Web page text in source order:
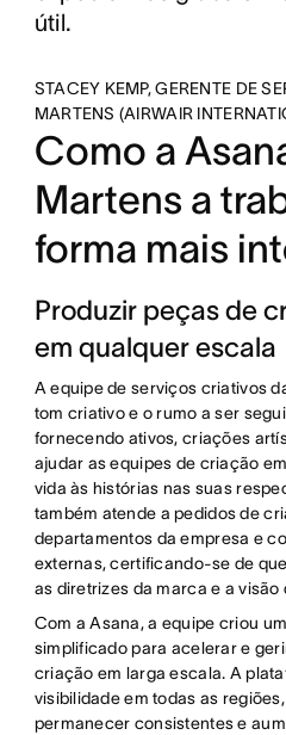
útil.
STACEY KEMP, GERENTE DE
MARTENS (AIRWAIR
Como a
Martens a
forma mais
Produzir peças de
em qualquer escala
A equipe de serviços criativos
tom criativo e o rumo a ser
fornecendo ativos, criações
ajudar as equipes de criação
vida às histórias nas suas
também atende a pedidos de
departamentos da empresa e
externas, certificando-se de
as diretrizes da marca e a visão
Com a Asana, a equipe criou
simplificado para acelerar e
criação em larga escala. A
visibilidade em todas as
permanecer consistentes e